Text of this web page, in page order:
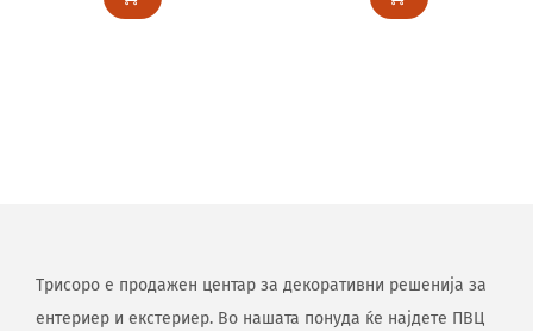
Трисоро е продажен центар за декоративни решенија за
ентериер и екстериер. Во нашата понуда ќе најдете ПВЦ